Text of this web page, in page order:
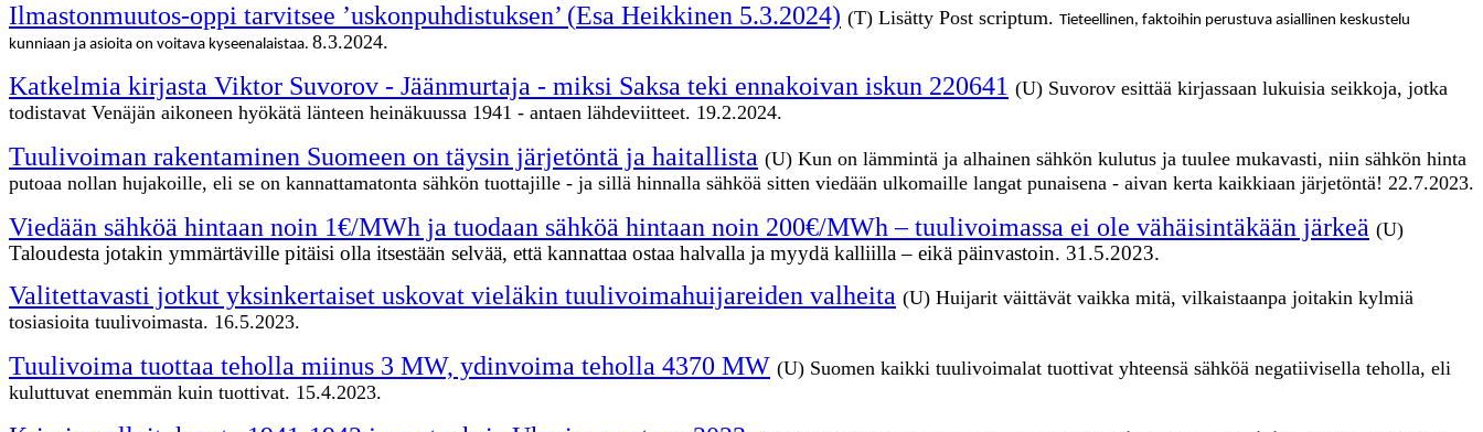
Ilmastonmuutos-oppi tarvitsee ’uskonpuhdistuksen’ (Esa Heikkinen 5.3.2024) (T) Lisätty Post scriptum. Tieteellinen, faktoihin perustuva asiallinen keskustelu
kunniaan ja asioita on voitava kyseenalaistaa. 8.3.2024.
Katkelmia kirjasta Viktor Suvorov - Jäänmurtaja - miksi Saksa teki ennakoivan iskun 220641 (U) Suvorov esittää kirjassaan lukuisia seikkoja, jotka
todistavat Venäjän aikoneen hyökätä länteen heinäkuussa 1941 - antaen lähdeviitteet. 19.2.2024.
Tuulivoiman rakentaminen Suomeen on täysin järjetöntä ja haitallista (U) Kun on lämmintä ja alhainen sähkön kulutus ja tuulee mukavasti, niin sähkön hinta
putoaa nollan hujakoille, eli se on kannattamatonta sähkön tuottajille - ja sillä hinnalla sähköä sitten viedään ulkomaille langat punaisena - aivan kerta kaikkiaan järjetöntä! 22.7.2023.
Viedään sähköä hintaan noin 1€/MWh ja tuodaan sähköä hintaan noin 200€/MWh – tuulivoimassa ei ole vähäisintäkään järkeä (U)
Taloudesta jotakin ymmärtäville pitäisi olla itsestään selvää, että kannattaa ostaa halvalla ja myydä kalliilla – eikä päinvastoin. 31.5.2023.
Valitettavasti jotkut yksinkertaiset uskovat vieläkin tuulivoimahuijareiden valheita (U) Huijarit väittävät vaikka mitä, vilkaistaanpa joitakin kylmiä
tosiasioita tuulivoimasta. 16.5.2023.
Tuulivoima tuottaa teholla miinus 3 MW, ydinvoima teholla 4370 MW (U) Suomen kaikki tuulivoimalat tuottivat yhteensä sähköä negatiivisella teholla, eli
kuluttuvat enemmän kuin tuottivat. 15.4.2023.